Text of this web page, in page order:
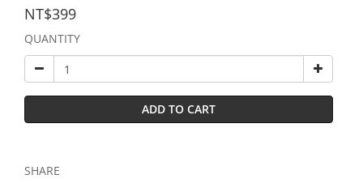
NT$399
QUANTITY
ADD TO CART
SHARE